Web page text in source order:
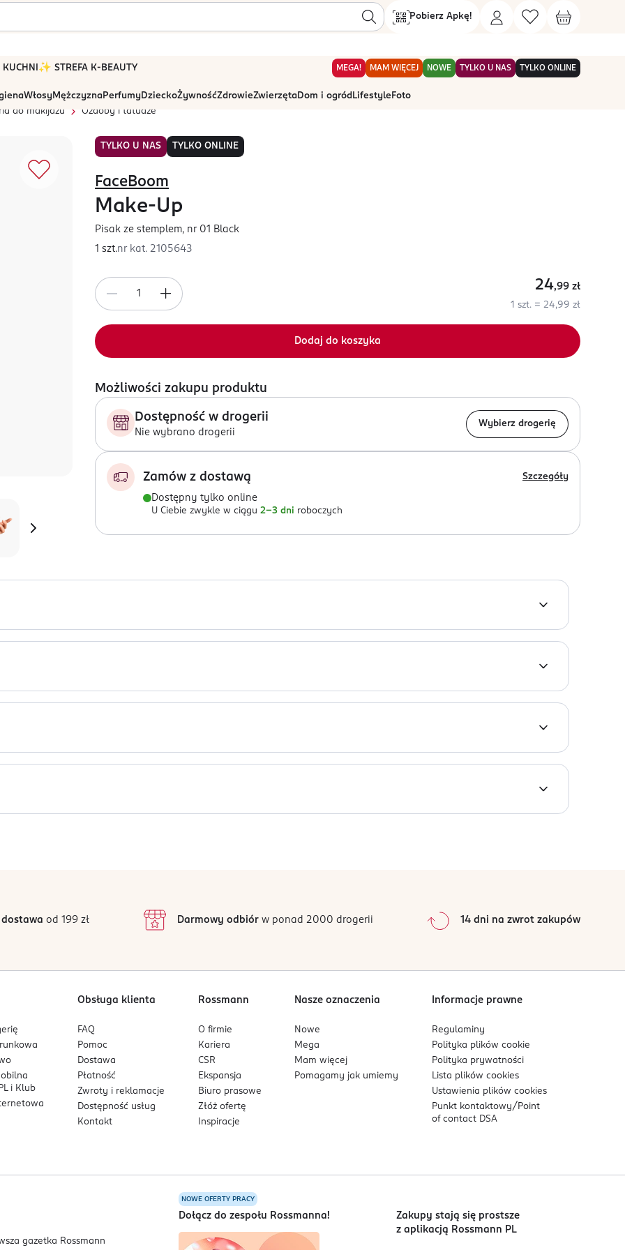
Pobierz Apkę!
KUCHNI ✨ STREFA K-BEAUTY MEGA! MAM WIĘCEJ NOWE TYLKO U NAS TYLKO ONLINE
WłosyMężczyznaPerfumyDzieckoŻywnośćZdrowieZwierzętaDom i ogród Lifestyle Foto
do makijażu
Ozdoby i tatuaże
TYLKO U NAS TYLKO ONLINE
FaceBoom
Make-Up
Pisak ze stemplem, nr 01 Black
1 szt.nr kat. 2105643
24,99 zł
1 szt. = 24,99 zł
Dodaj do koszyka
Możliwości zakupu produktu
Dostępność w drogerii
Nie wybrano drogerii
Wybierz drogerię
Zamów z dostawą Szczegóły
Dostępny tylko online
U Ciebie zwykle w ciągu 2-3 dni roboczych
Propylene Glycol, Glyceryl Stearate, Peg-100 Stearate, Cetearyl Alcohol, Alcohol Denat., Phenoxyethanol,
od 199 zł Darmowy odbiórw ponad 2000 drogerii 14 dni na zwrot zakupów
i Klub
Obsługa klienta
FAQ
Pomoc
Dostawa
Płatność
Zwroty i reklamacje
Dostępność usług
Kontakt
Rossmann
O firmie
Kariera
CSR
Ekspansja
Biuro prasowe
Złóż ofertę
Inspiracje
Nasze oznaczenia
Nowe
Mega
Mam więcej
Pomagamy jak umiemy
Informacje prawne
Regulaminy
Polityka plikówcookie
Polityka prywatności
Lista plikówcookies
Ustawienia plikówcookies
Punkt kontaktowy/ Point
of contact DSA
NOWE OFERTY PRACY
Dołącz do zespołu Rossmanna!
Zakupy stają się prostsze
z aplikacją Rossmann PL